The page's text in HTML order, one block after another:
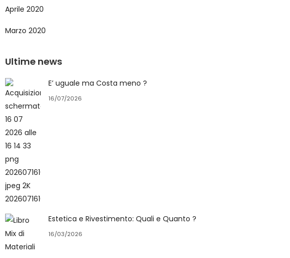
Aprile 2020
Marzo 2020
Ultime news
E’ uguale ma Costa meno ?
16/07/2026
Estetica e Rivestimento: Quali e Quanto ?
16/03/2026